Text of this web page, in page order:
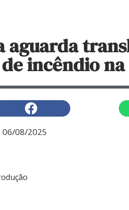
aguarda
incêndio
06/08/2025